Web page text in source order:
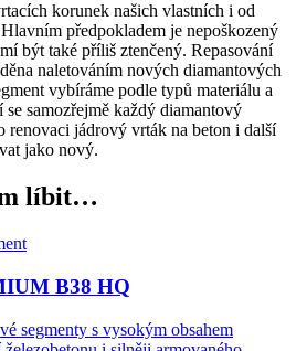
korunek našich vlastních i od
předpokladem je nepoškozený
být také příliš ztenčený. Repasování
naletováním nových diamantových
vybíráme podle typů materiálu a
samozřejmě každý diamantový
renovaci jádrový vrták na beton i další
jako nový.
líbit…
B38 HQ
segmenty s vysokým obsahem